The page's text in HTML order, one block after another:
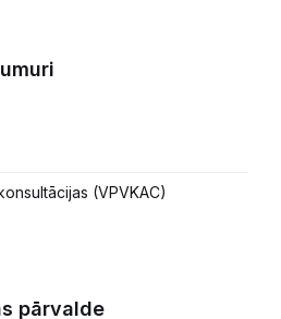
(VPVKAC)
pārvalde